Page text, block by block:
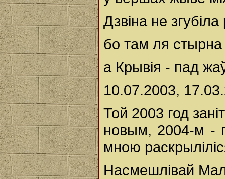
Дзвіна не
бо там ля
а Крывія - пад
10.07.2003,
Той 2003 год
новым, 2004-м -
мною
Насмешлівай